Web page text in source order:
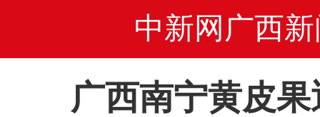
中新网广西新
广西南宁黄皮